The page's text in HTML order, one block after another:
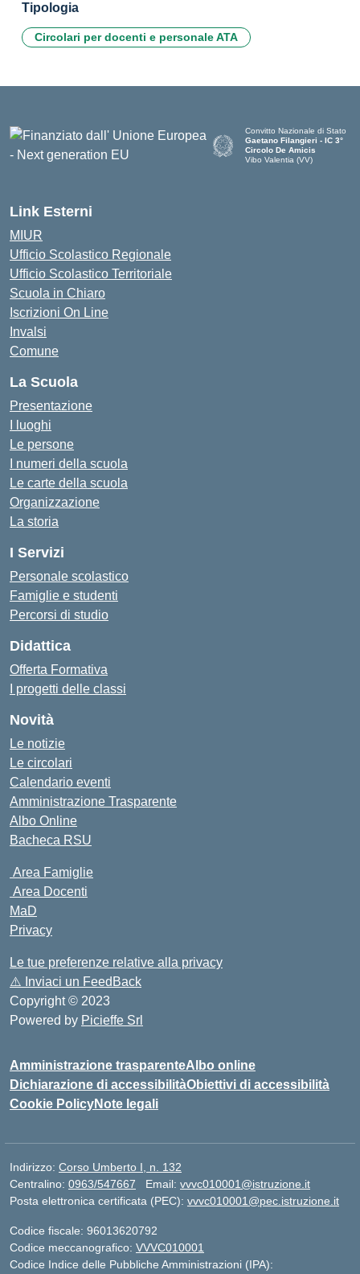
Tipologia
Circolari per docenti e personale ATA
Convitto Nazionale di Stato
Gaetano Filangieri - IC 3°
Circolo De Amicis
Vibo Valentia (VV)
Link Esterni
MIUR
Ufficio Scolastico Regionale
Ufficio Scolastico Territoriale
Scuola in Chiaro
Iscrizioni On Line
Invalsi
Comune
La Scuola
Presentazione
I luoghi
Le persone
I numeri della scuola
Le carte della scuola
Organizzazione
La storia
I Servizi
Personale scolastico
Famiglie e studenti
Percorsi di studio
Didattica
Offerta Formativa
I progetti delle classi
Novità
Le notizie
Le circolari
Calendario eventi
Amministrazione Trasparente
Albo Online
Bacheca RSU
Area Famiglie
Area Docenti
MaD
Privacy
Le tue preferenze relative alla privacy
⚠️ Inviaci un FeedBack
Copyright © 2023
Powered by Picieffe Srl
Amministrazione trasparenteAlbo online
Dichiarazione di accessibilitàObiettivi di accessibilità
Cookie PolicyNote legali
Indirizzo: Corso Umberto I, n. 132
Centralino: 0963/547667 Email: vvvc010001@istruzione.it
Posta elettronica certificata (PEC): vvvc010001@pec.istruzione.it
Codice fiscale: 96013620792
Codice meccanografico: VVVC010001
Codice Indice delle Pubbliche Amministrazioni (IPA):